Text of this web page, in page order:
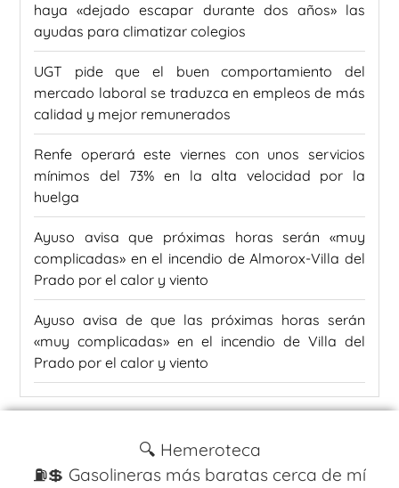
haya «dejado escapar durante dos años» las
ayudas para climatizar colegios
UGT pide que el buen comportamiento del
mercado laboral se traduzca en empleos de más
calidad y mejor remunerados
Renfe operará este viernes con unos servicios
mínimos del 73% en la alta velocidad por la
huelga
Ayuso avisa que próximas horas serán «muy
complicadas» en el incendio de Almorox-Villa del
Prado por el calor y viento
Ayuso avisa de que las próximas horas serán
«muy complicadas» en el incendio de Villa del
Prado por el calor y viento
🔍 Hemeroteca
⛽️💲 Gasolineras más baratas cerca de mí